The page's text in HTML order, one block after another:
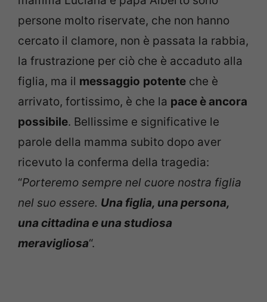
persone molto riservate, che non hanno
cercato il clamore, non è passata la rabbia,
la frustrazione per ciò che è accaduto alla
figlia, ma il messaggio potente che è
arrivato, fortissimo, è che la pace è ancora
possibile. Bellissime e significative le
parole della mamma subito dopo aver
ricevuto la conferma della tragedia:
“Porteremo sempre nel cuore nostra figlia
nel suo essere. Una figlia, una persona,
una cittadina e una studiosa
meravigliosa“.